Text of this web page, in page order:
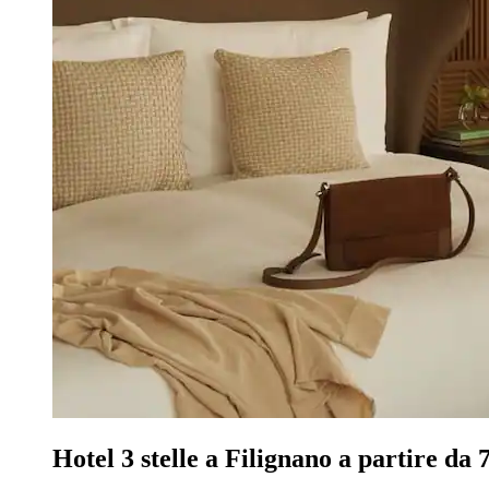
Hotel 3 stelle a Filignano a partire da